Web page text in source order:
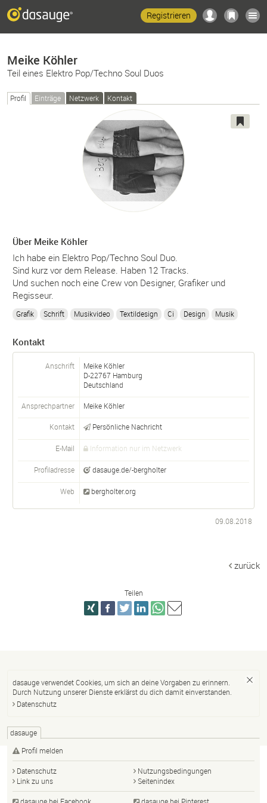
Registrieren
Meike Köhler
Teil eines Elektro Pop/Techno Soul Duos
Profil Einträge Netzwerk Kontakt
Über Meike Köhler
Ich habe ein Elektro Pop/Techno Soul Duo.
Sind kurz vor dem Release. Haben 12 Tracks.
Und suchen noch eine Crew von Designer, Grafiker und
Regisseur.
Grafik Schrift Musikvideo Textildesign Ci Design Musik
Kontakt
Anschrift
Meike Köhler
D-22767 Hamburg
Deutschland
Ansprechpartner Meike Köhler
Kontakt Persönliche Nachricht
E-Mail Information nur im Netzwerk
Profiladresse dasauge.de/-bergholter
Web bergholter.org
09.08.2018
zurück
Teilen
dasauge verwendet Cookies, um sich an deine Vorgaben zu erinnern.
Durch Nutzung unserer Dienste erklärst du dich damit einverstanden.
Datenschutz
dasauge
Profil melden
Datenschutz
Nutzungsbedingungen
Link zu uns
Seitenindex